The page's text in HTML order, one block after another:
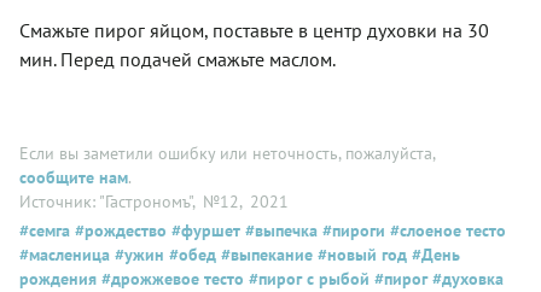
Смажьте пирог яйцом, поставьте в центр духовки на 30
мин. Перед подачей смажьте маслом.
Если вы заметили ошибку или неточность, пожалуйста,
сообщите нам.
Источник: "Гастрономъ", №12, 2021
#семга #рождество #фуршет #выпечка #пироги #слоеное тесто
#масленица #ужин #обед #выпекание #новый год #День
рождения #дрожжевое тесто #пирог с рыбой #пирог#духовка